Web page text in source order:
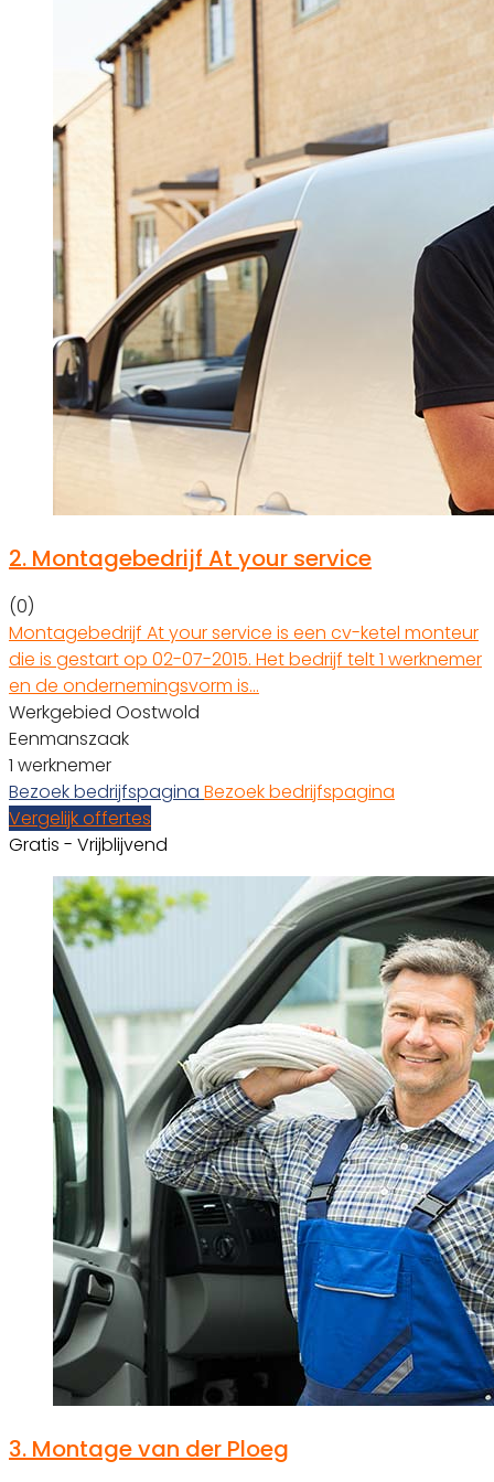
2. Montagebedrijf At your service
(0)
Montagebedrijf At your service is een cv-ketel monteur
die is gestart op 02-07-2015. Het bedrijf telt 1 werknemer
en de ondernemingsvorm is…
Werkgebied Oostwold
Eenmanszaak
1 werknemer
Bezoek bedrijfspagina Bezoek bedrijfspagina
Vergelijk offertes
Gratis - Vrijblijvend
3. Montage van der Ploeg